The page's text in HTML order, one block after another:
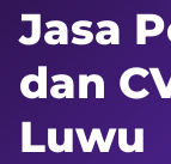
Jasa
dan
Luwu